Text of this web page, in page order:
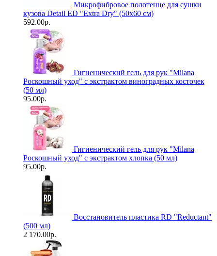
Микрофибровое полотенце для сушки
кузова Detail ED "Extra Dry" (50х60 см)
592.00р.
Гигиенический гель для рук "Milanа
Роскошный уход" с экстрактом виноградных косточек
(50 мл)
95.00р.
Гигиенический гель для рук "Milanа
Роскошный уход" с экстрактом хлопка (50 мл)
95.00р.
Восстановитель пластика RD "Reductant"
(500 мл)
2 170.00р.